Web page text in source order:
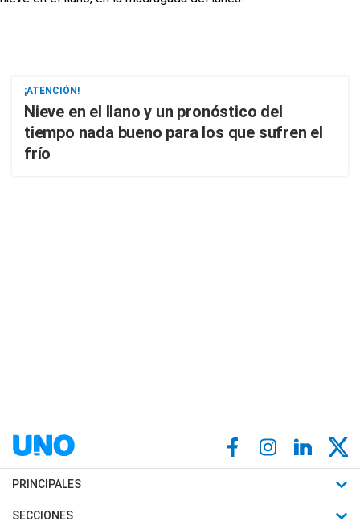
¡ATENCIÓN!
Nieve en el llano y un pronóstico del
tiempo nada bueno para los que sufren el
frío
PRINCIPALES
Últimas Noticias
SECCIONES